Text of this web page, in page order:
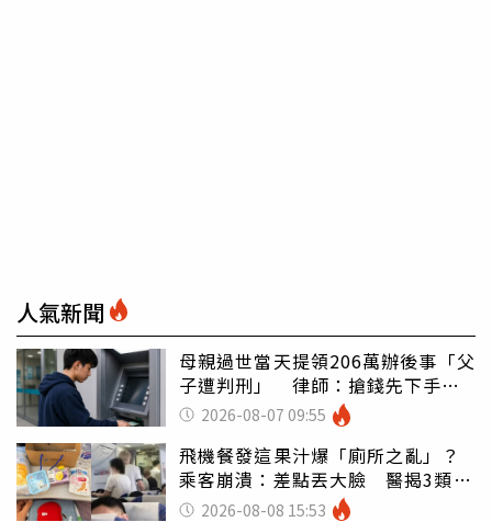
人氣新聞
母親過世當天提領206萬辦後事「父
子遭判刑」 律師：搶錢先下手是
罪 2026-08-07 09:55
飛機餐發這果汁爆「廁所之亂」？
乘客崩潰：差點丟大臉 醫揭3類人
別亂喝
2026-08-08 15:53